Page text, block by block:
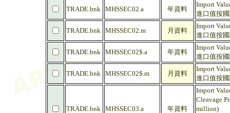
TRADE.bnk MHSSEC02.a 年資料
Import
進口值按
TRADE.bnk MHSSEC02.m 月資料
Import
進口值按
TRADE.bnk MHSSEC02$.a 年資料
Import
進口值按
TRADE.bnk MHSSEC02$.m 月資料
Import
進口值按
TRADE.bnk MHSSEC03.a 年資料
Import
Cleavage
million)